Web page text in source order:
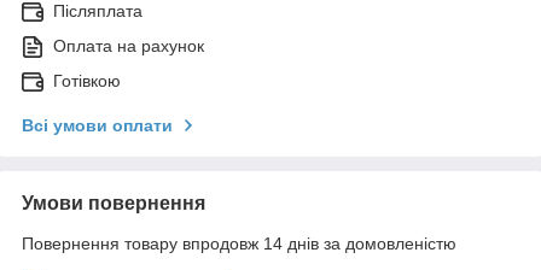
Післяплата
Оплата на рахунок
Готівкою
Всі умови оплати
Умови повернення
Повернення товару впродовж 14 днів за домовленістю